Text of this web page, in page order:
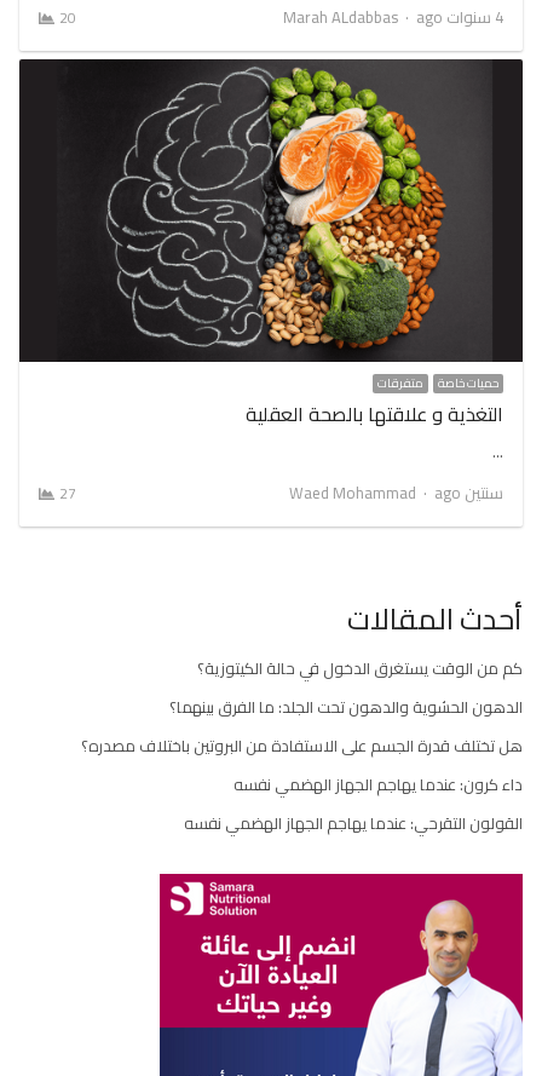
4 سنوات ago
Author
Marah ALdabbas
20
حميات خاصة متفرقات
التغذية و علاقتها بالصحة العقلية
…
سنتين ago
Author
Waed Mohammad
27
أحدث المقالات
كم من الوقت يستغرق الدخول في حالة الكيتوزية؟
الدهون الحشوية والدهون تحت الجلد: ما الفرق بينهما؟
هل تختلف قدرة الجسم على الاستفادة من البروتين باختلاف مصدره؟
داء كرون: عندما يهاجم الجهاز الهضمي نفسه
القولون التقرحي: عندما يهاجم الجهاز الهضمي نفسه